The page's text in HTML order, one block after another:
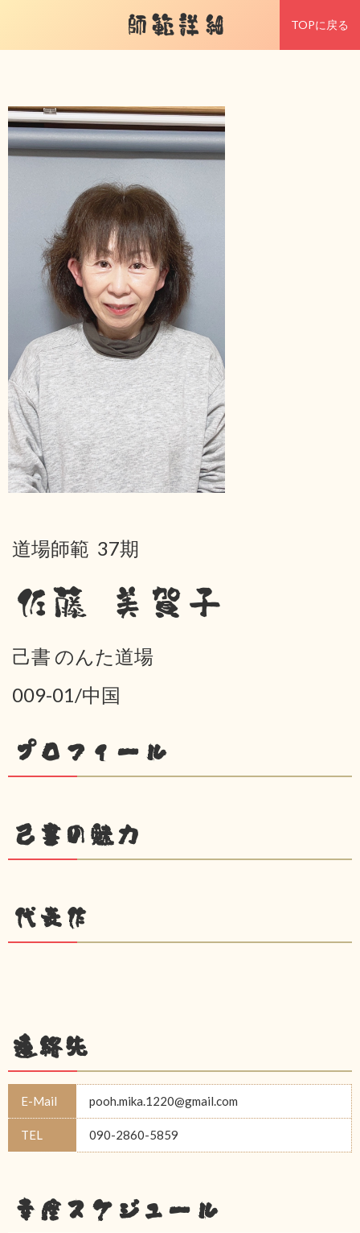
師範詳細 TOPに戻る
道場師範 37期
佐藤 美賀子
己書 のんた道場
009-01/中国
プロフィール
己書の魅力
代表作
連絡先
E-Mail pooh.mika.1220@gmail.com
TEL 090-2860-5859
幸座スケジュール